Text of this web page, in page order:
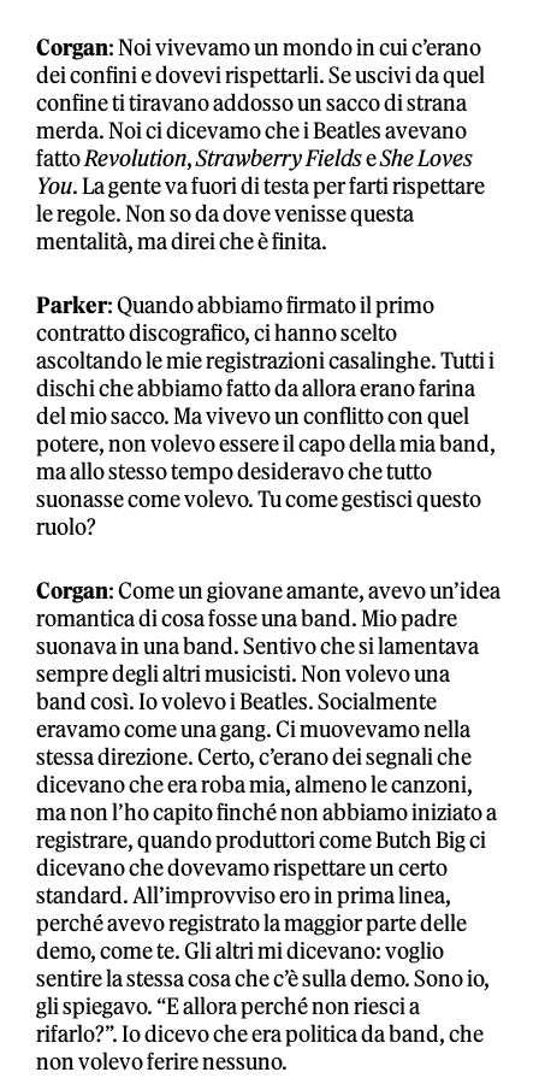
Corgan: Noi vivevamo un mondo in cui c’erano
dei confini e dovevi rispettarli. Se uscivi da quel
confine ti tiravano addosso un sacco di strana
merda. Noi ci dicevamo che i Beatles avevano
fattoRevolution,Strawberry FieldseShe Loves
You. La gente va fuori di testa per farti rispettare
le regole. Non so da dove venisse questa
mentalità, ma direi che è finita.
Parker: Quando abbiamo firmato il primo
contratto discografico, ci hanno scelto
ascoltando le mie registrazioni casalinghe. Tutti i
dischi che abbiamo fatto da allora erano farina
del mio sacco. Ma vivevo un conflitto con quel
potere, non volevo essere il capo della mia band,
ma allo stesso tempo desideravo che tutto
suonasse come volevo. Tu come gestisci questo
ruolo?
Corgan: Come un giovane amante, avevo un’idea
romantica di cosa fosse una band. Mio padre
suonava in una band. Sentivo che si lamentava
sempre degli altri musicisti. Non volevo una
band così. Io volevo i Beatles. Socialmente
eravamo come una gang. Ci muovevamo nella
stessa direzione. Certo, c’erano dei segnali che
dicevano che era roba mia, almeno le canzoni,
ma non l’ho capito finché non abbiamo iniziato a
registrare, quando produttori come Butch Big ci
dicevano che dovevamo rispettare un certo
standard. All’improvviso ero in prima linea,
perché avevo registrato la maggior parte delle
demo, come te. Gli altri mi dicevano: voglio
sentire la stessa cosa che c’è sulla demo. Sono io,
gli spiegavo. “E allora perché non riesci a
rifarlo?”. Io dicevo che era politica da band, che
non volevo ferire nessuno.